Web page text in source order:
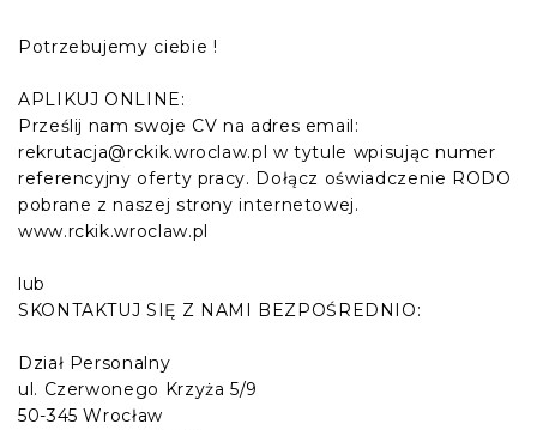
Potrzebujemy ciebie !
APLIKUJ ONLINE:
Prześlij nam swoje CV na adres email:
rekrutacja@rckik.wroclaw.pl w tytule wpisując numer
referencyjny oferty pracy. Dołącz oświadczenie RODO
pobrane z naszej strony internetowej.
www.rckik.wroclaw.pl
lub
SKONTAKTUJ SIĘ Z NAMI BEZPOŚREDNIO:
Dział Personalny
ul. Czerwonego Krzyża 5/9
50-345 Wrocław